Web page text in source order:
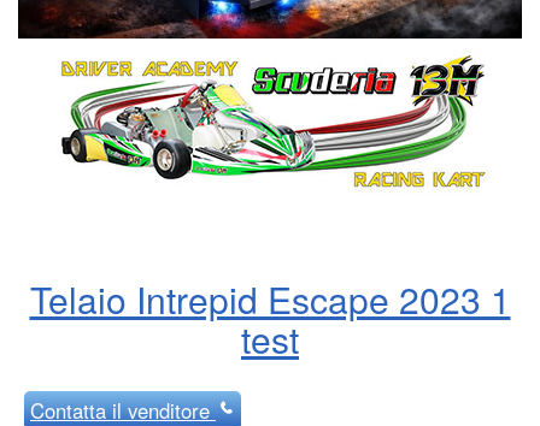
Telaio Intrepid Escape 2023 1
test
Contattail venditore